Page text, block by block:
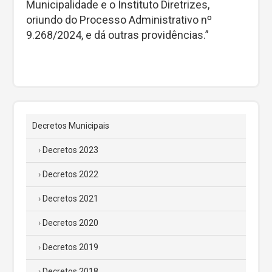
Municipalidade e o Instituto Diretrizes,
oriundo do Processo Administrativo nº
9.268/2024, e dá outras providências.”
Decretos Municipais
Decretos 2023
Decretos 2022
Decretos 2021
Decretos 2020
Decretos 2019